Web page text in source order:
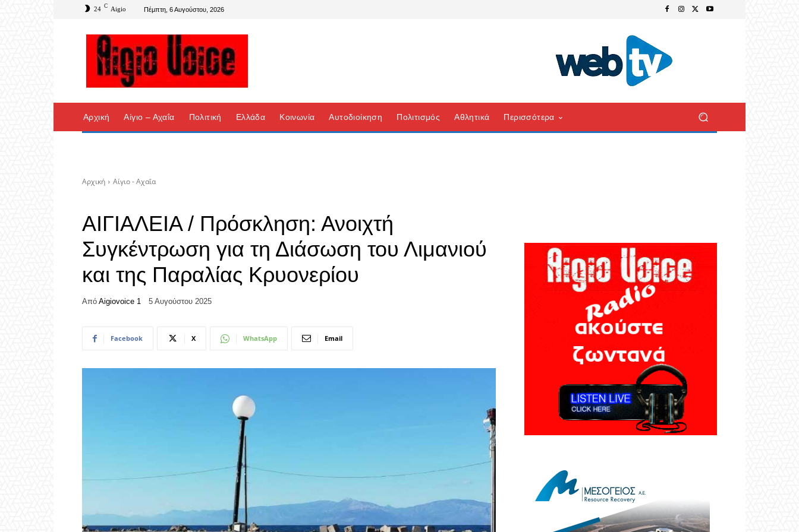
24 C Aigio Πέμπτη, 6 Αυγούστου, 2026
Αρχική Αίγιο – Αχαΐα Πολιτική Ελλάδα Κοινωνία Αυτοδιοίκηση Πολιτισμός Αθλητικά Περισσότερα
Αρχική Αίγιο - Αχαΐα
ΑΙΓΙΑΛΕΙΑ / Πρόσκληση: Ανοιχτή
Συγκέντρωση για τη Διάσωση του Λιμανιού
και της Παραλίας Κρυονερίου
Από Aigiovoice 1 5 Αυγούστου 2025
Facebook X WhatsApp Email